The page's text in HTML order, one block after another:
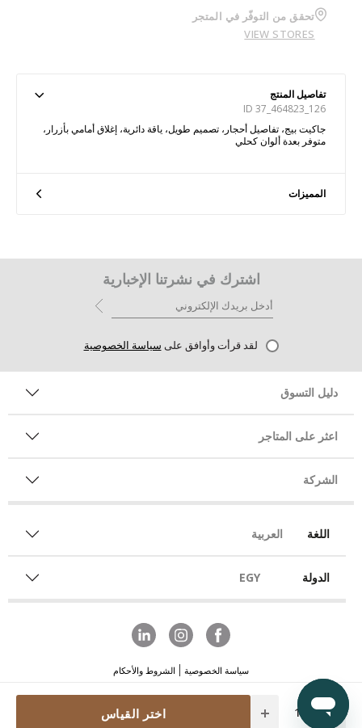
Quantity
اختر القياس
تحقق من التوفّر في المتجر
VIEW STORES
تفاصيل المنتج
ID 37_464823_126
جاكيت بيج، تفاصيل أحجار، تصميم طويل، ياقة دائرية، إغلاق أمامي بأزرار،
متوفر بعدة ألوان كحلي
المميزات
اشترك في نشرتنا الإخبارية
لقد قرأت وأوافق على سياسة الخصوصية
دليل التسوق
اعثر على المتاجر
الشركة
اللغة العربية
الدولة EGY
سياسة الخصوصية الشروط والأحكام